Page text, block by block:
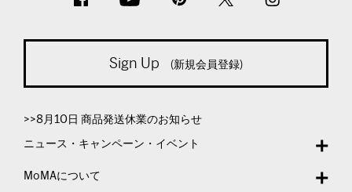
Sign Up (新規会員登録)
>>8月10日 商品発送休業のお知らせ
ニュース・キャンペーン・イベント
MoMAについて